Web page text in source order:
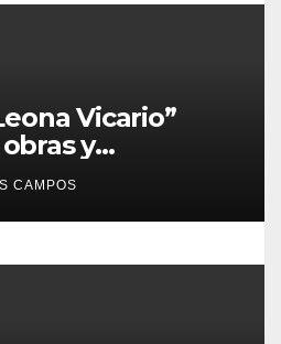
Vicario”
y
fortalecer su
CAMPOS